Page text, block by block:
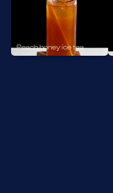
Peach honey ice tea